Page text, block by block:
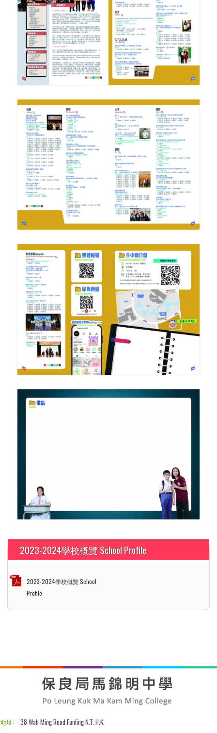
2023-2024學校概覽 School Profile
2023-2024學校概覽 School
Profile
地址: 38 Wah Ming Road Fanling N.T. H.K.